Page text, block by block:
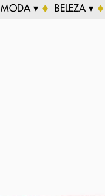
MODA ▾ BELEZA ▾